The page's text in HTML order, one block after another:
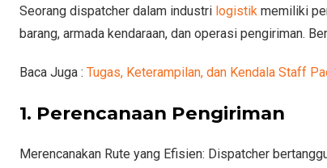
Seorang dispatcher dalam industri logistik memiliki
barang, armada kendaraan, dan operasi pengiriman.
Baca Juga : Tugas, Keterampilan, dan Kendala Staff
1. Perencanaan Pengiriman
Merencanakan Rute yang Efisien: Dispatcher